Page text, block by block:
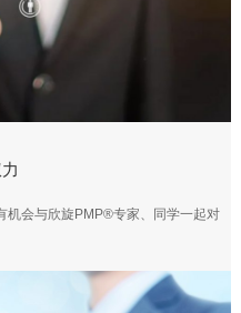
机会与欣旋PMP®专家、同学一起对